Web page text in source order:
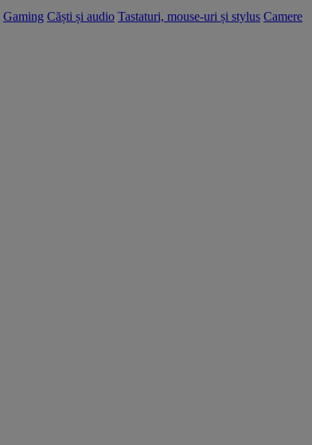
Gaming Căști și audio Tastaturi, mouse-uri și stylus Camere